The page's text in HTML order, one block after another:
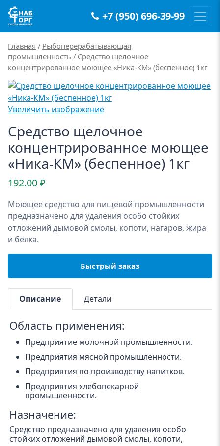
Main Navigation +7 (950) 696-39-99
Главная / Рыбоперерабатывающая
промышленность / Средство щелочное
концентрированное моющее «Ника-КМ» (беспенное) 1кг
Увеличить изображение
Средство щелочное
концентрированное моющее
«Ника-КМ» (беспенное) 1кг
192.00₽
Моющее средство для пищевой промышленности
предназначено для удаления особо стойких
отложений дымовой смолы, копоти, нагаров, жира
и белка.
Быстрый заказ
Описание Детали
Область применения:
Предприятие молочной промышленности.
Предприятия мясной промышленности.
Предприятия по производству напитков.
Предприятия хлебопекарной
промышленности.
Назначение:
Средство предназначено для удаления особо
стойких отложений дымовой смолы, копоти,